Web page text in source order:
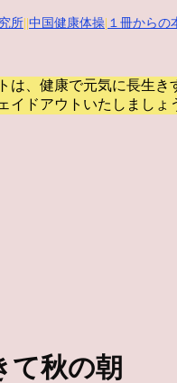
所 中国健康体操 １冊からの
、健康で元気に長生き
イドアウトいたしましょ
て秋の朝